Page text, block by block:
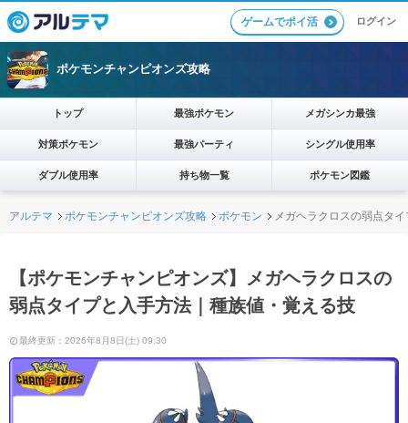
ゲームでポイ活 ログイン
ポケモンチャンピオンズ攻略
トップ 最強ポケモン メガシンカ最強
対策ポケモン 最強パーティ シングル使用率
ダブル使用率 持ち物一覧 ポケモン図鑑
アルテマ ポケモンチャンピオンズ攻略 ポケモン メガヘラクロスの弱点タ
【ポケモンチャンピオンズ】メガヘラクロスの
弱点タイプと入手方法｜種族値・覚える技
最終更新：2026年8月8日(土) 09:30